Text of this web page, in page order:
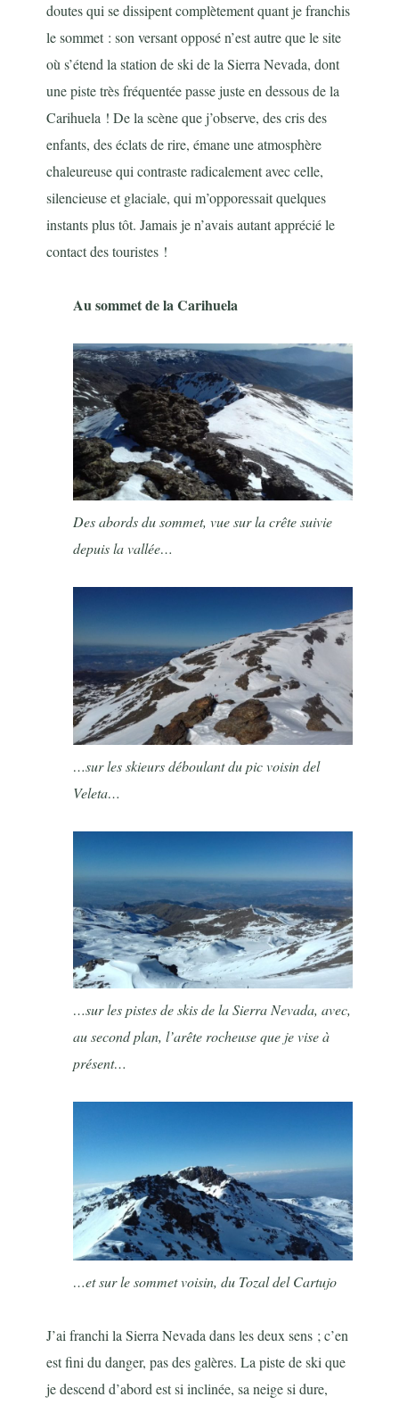
doutes qui se dissipent complètement quant je franchis
le sommet : son versant opposé n’est autre que le site
où s’étend la station de ski de la Sierra Nevada, dont
une piste très fréquentée passe juste en dessous de la
Carihuela ! De la scène que j’observe, des cris des
enfants, des éclats de rire, émane une atmosphère
chaleureuse qui contraste radicalement avec celle,
silencieuse et glaciale, qui m’opporessait quelques
instants plus tôt. Jamais je n’avais autant apprécié le
contact des touristes !
Au sommet de la Carihuela
Des abords du sommet, vue sur la crête suivie
depuis la vallée…
…sur les skieurs déboulant du pic voisin del
Veleta…
…sur les pistes de skis de la Sierra Nevada, avec,
au second plan, l’arête rocheuse que je vise à
présent…
…et sur le sommet voisin, du Tozal del Cartujo
J’ai franchi la Sierra Nevada dans les deux sens ; c’en
est fini du danger, pas des galères. La piste de ski que
je descend d’abord est si inclinée, sa neige si dure,